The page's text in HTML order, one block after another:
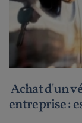
Achat d'un
entreprise :